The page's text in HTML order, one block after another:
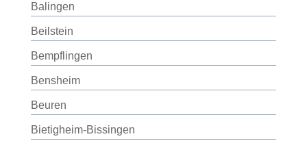
Balingen
Beilstein
Bempflingen
Bensheim
Beuren
Bietigheim-Bissingen